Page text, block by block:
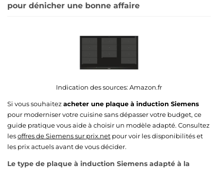
pour dénicher une bonne affaire
Indication des sources: Amazon.fr
Si vous souhaitez acheter une plaque à induction Siemens
pour moderniser votre cuisine sans dépasser votre budget, ce
guide pratique vous aide à choisir un modèle adapté. Consultez
lesoffres de Siemens sur prix.net pour voir les disponibilités et
les prix actuels avant de vous décider.
Le type de plaque à induction Siemens adapté à la